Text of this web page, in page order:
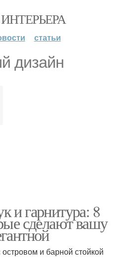
статьи
дизайн
и гарнитура: 8
сделают вашу
и барной стойкой